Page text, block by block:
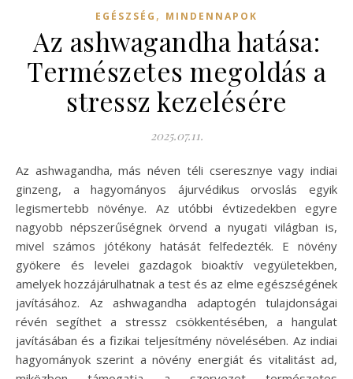
EGÉSZSÉG , MINDENNAPOK
Az ashwagandha hatása:
Természetes megoldás a
stressz kezelésére
2025.07.11.
Az ashwagandha, más néven téli cseresznye vagy indiai
ginzeng, a hagyományos ájurvédikus orvoslás egyik
legismertebb növénye. Az utóbbi évtizedekben egyre
nagyobb népszerűségnek örvend a nyugati világban is,
mivel számos jótékony hatását felfedezték. E növény
gyökere és levelei gazdagok bioaktív vegyületekben,
amelyek hozzájárulhatnak a test és az elme egészségének
javításához. Az ashwagandha adaptogén tulajdonságai
révén segíthet a stressz csökkentésében, a hangulat
javításában és a fizikai teljesítmény növelésében. Az indiai
hagyományok szerint a növény energiát és vitalitást ad,